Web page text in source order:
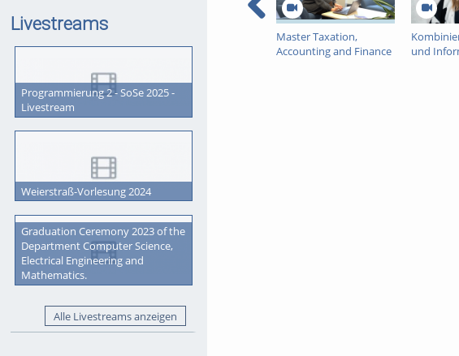
Livestreams
Programmierung 2 - SoSe 2025 -
Livestream
Weierstraß-Vorlesung 2024
Graduation Ceremony 2023 of the
Department Computer Science,
Electrical Engineering and
Mathematics.
Alle Livestreams anzeigen
Master Taxation,
Accounting and Finance
und